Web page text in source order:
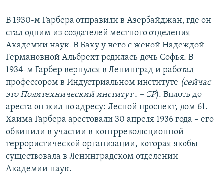
В 1930-м Гарбера отправили в Азербайджан, где он
стал одним из создателей местного отделения
Академии наук. В Баку у него с женой Надеждой
Германовной Альбрехт родилась дочь Софья. В
1934-м Гарбер вернулся в Ленинград и работал
профессором в Индустриальном институте (сейчас
это Политехнический институт . – СР). Вплоть до
ареста он жил по адресу: Лесной проспект, дом 61.
Хаима Гарбера арестовали 30 апреля 1936 года – его
обвинили в участии в контрреволюционной
террористической организации, которая якобы
существовала в Ленинградском отделении
Академии наук.